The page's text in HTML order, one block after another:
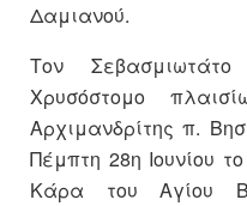
Δαμιανού.
Τον
Χρυσόστομο
Αρχιμανδρίτης π.
Πέμπτη 28η Ιουνίου
Κάρα του Αγίου